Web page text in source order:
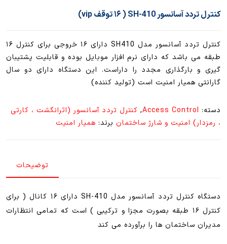
کنترل تردد آسانسور SH-410 ( ۱۶ توقف vip)
کنترل تردد آسانسور مدل SH410 دارای ۱۶ خروجی برای کنترل ۱۶
طبقه می باشد که دارای نرم افزار موبایل بوده و قابلیت پشتیبان
گیری و بارگذاری مجدد را داراست. این دستگاه دارای دو سال
گارانتی همیار امنیت است (تولید کننده)
دسته: Access Control
, کنترل تردد آسانسور (اثرانگشت ، کارتی
، رمزدار) امنیت و شارژ ساختمان برند: همیار امنیت
توضیحات
دستگاه کنترل تردد آسانسور مدل SH-410 دارای ۱۶ کانال ( برای
کنترل ۱۶ طبقه بصورت مجزا و ترکیبی ) است که تمامی انتظارات
مدیران ساختمان ها را برآورده می کند